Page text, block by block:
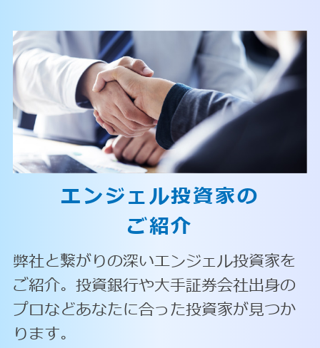
エンジェル投資家の
ご紹介
弊社と繋がりの深いエンジェル投資家を
ご紹介。投資銀行や大手証券会社出身の
プロなどあなたに合った投資家が見つか
ります。